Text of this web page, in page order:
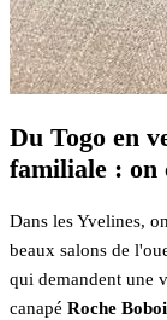
Du Togo en
familiale : on
Dans les Yvelines,
beaux salons de
qui demandent une
canapé Roche